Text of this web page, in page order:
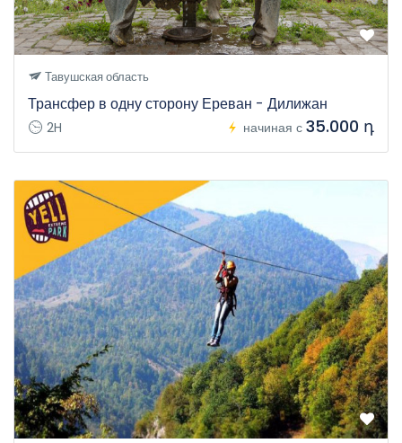
Тавушская область
Трансфер в одну сторону Ереван - Дилижан
2H начиная с 35.000 դ